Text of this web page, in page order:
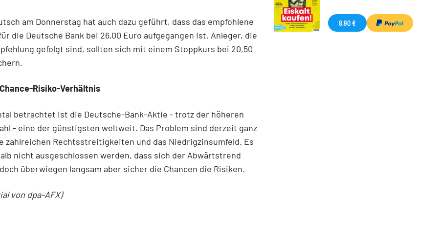
am Donnerstag hat auch dazu geführt, dass das empfohlene
die Deutsche Bank bei 26,00 Euro aufgegangen ist. Anleger, die
gefolgt sind, sollten sich mit einem Stoppkurs bei 20,50
Risiko-Verhältnis
betrachtet ist die Deutsche-Bank-Aktie - trotz der höheren
- eine der günstigsten weltweit. Das Problem sind derzeit ganz
zahlreichen Rechtsstreitigkeiten und das Niedrigzinsumfeld. Es
nicht ausgeschlossen werden, dass sich der Abwärtstrend
überwiegen langsam aber sicher die Chancen die Risiken.
von dpa-AFX)
8,90 €